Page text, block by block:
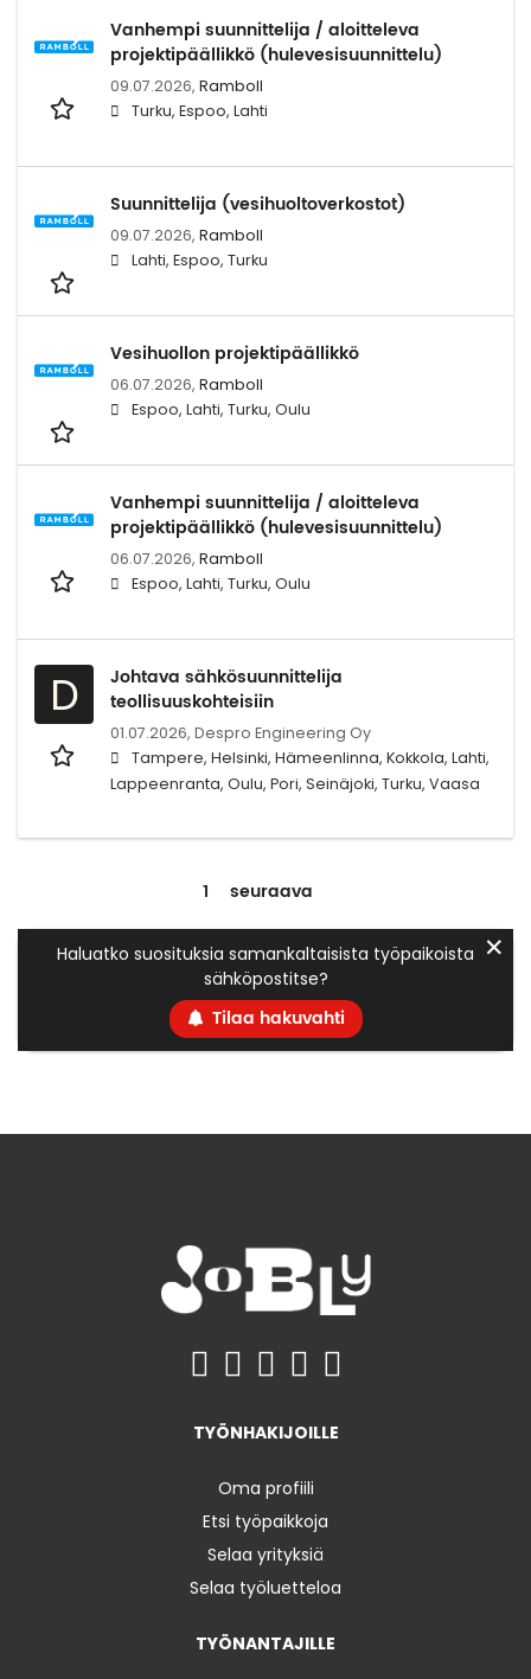
Vanhempi suunnittelija / aloitteleva
projektipäällikkö (hulevesisuunnittelu)
09.07.2026, Ramboll
Turku, Espoo, Lahti
Suunnittelija (vesihuoltoverkostot)
09.07.2026, Ramboll
Lahti, Espoo, Turku
Vesihuollon projektipäällikkö
06.07.2026, Ramboll
Espoo, Lahti, Turku, Oulu
Vanhempi suunnittelija / aloitteleva
projektipäällikkö (hulevesisuunnittelu)
06.07.2026, Ramboll
Espoo, Lahti, Turku, Oulu
D
Johtava sähkösuunnittelija
teollisuuskohteisiin
01.07.2026, Despro Engineering Oy
Tampere, Helsinki, Hämeenlinna, Kokkola, Lahti,
Lappeenranta, Oulu, Pori, Seinäjoki, Turku, Vaasa
1 seuraava
Haluatko suosituksia samankaltaisista työpaikoista
sähköpostitse?
Tilaa hakuvahti
✕
TYÖNHAKIJOILLE
Oma profiili
Etsi työpaikkoja
Selaa yrityksiä
Selaa työluetteloa
TYÖNANTAJILLE